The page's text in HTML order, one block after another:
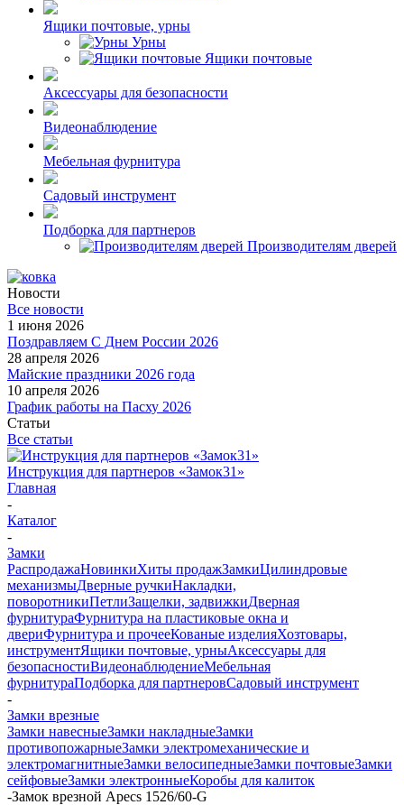
Ящики почтовые, урны
Урны
Ящики почтовые
Аксессуары для безопасности
Видеонаблюдение
Мебельная фурнитура
Садовый инструмент
Подборка для партнеров
Производителям дверей
Новости
Все новости
1 июня 2026
Поздравляем С Днем России 2026
28 апреля 2026
Майские праздники 2026 года
10 апреля 2026
График работы на Пасху 2026
Статьи
Все статьи
Инструкция для партнеров «Замок31»
Главная
-
Каталог
-
Замки
РаспродажаНовинкиХиты продажЗамкиЦилиндровые
механизмыДверные ручкиНакладки,
поворотникиПетлиЗащелки, задвижкиДверная
фурнитураФурнитура на пластиковые окна и
двериФурнитура и прочееКованые изделияХозтовары,
инструментЯщики почтовые, урныАксессуары для
безопасностиВидеонаблюдениеМебельная
фурнитураПодборка для партнеровСадовый инструмент
-
Замки врезные
Замки навесныеЗамки накладныеЗамки
противопожарныеЗамки электромеханические и
электромагнитныеЗамки велосипедныеЗамки почтовыеЗамки
сейфовыеЗамки электронныеКоробы для калиток
-Замок врезной Apecs 1526/60-G